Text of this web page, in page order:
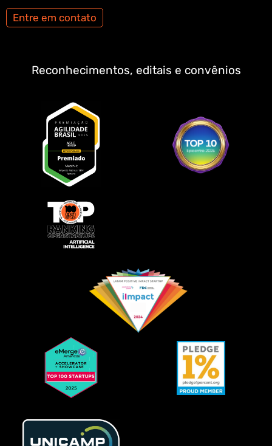
Entre em contato
Reconhecimentos, editais e convênios